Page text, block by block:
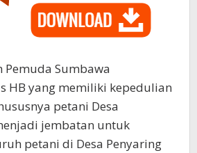
Pemuda Sumbawa
HB yang memiliki kepedulian
petani Desa
jembatan untuk
petani di Desa Penyaring